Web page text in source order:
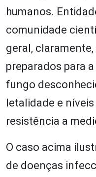
humanos.
comunidade
geral,
preparados para
fungo
letalidade e
resistência a
O caso acima
de doenças